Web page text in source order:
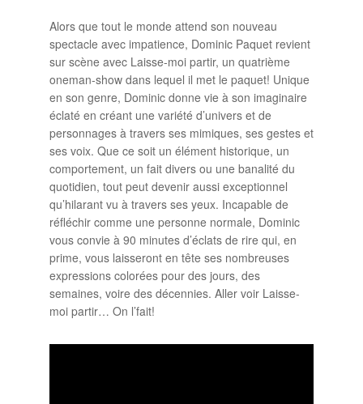
Alors que tout le monde attend son nouveau
spectacle avec impatience, Dominic Paquet revient
sur scène avec Laisse-moi partir, un quatrième
oneman-show dans lequel il met le paquet! Unique
en son genre, Dominic donne vie à son imaginaire
éclaté en créant une variété d’univers et de
personnages à travers ses mimiques, ses gestes et
ses voix. Que ce soit un élément historique, un
comportement, un fait divers ou une banalité du
quotidien, tout peut devenir aussi exceptionnel
qu’hilarant vu à travers ses yeux. Incapable de
réfléchir comme une personne normale, Dominic
vous convie à 90 minutes d’éclats de rire qui, en
prime, vous laisseront en tête ses nombreuses
expressions colorées pour des jours, des
semaines, voire des décennies. Aller voir Laisse-
moi partir… On l’fait!